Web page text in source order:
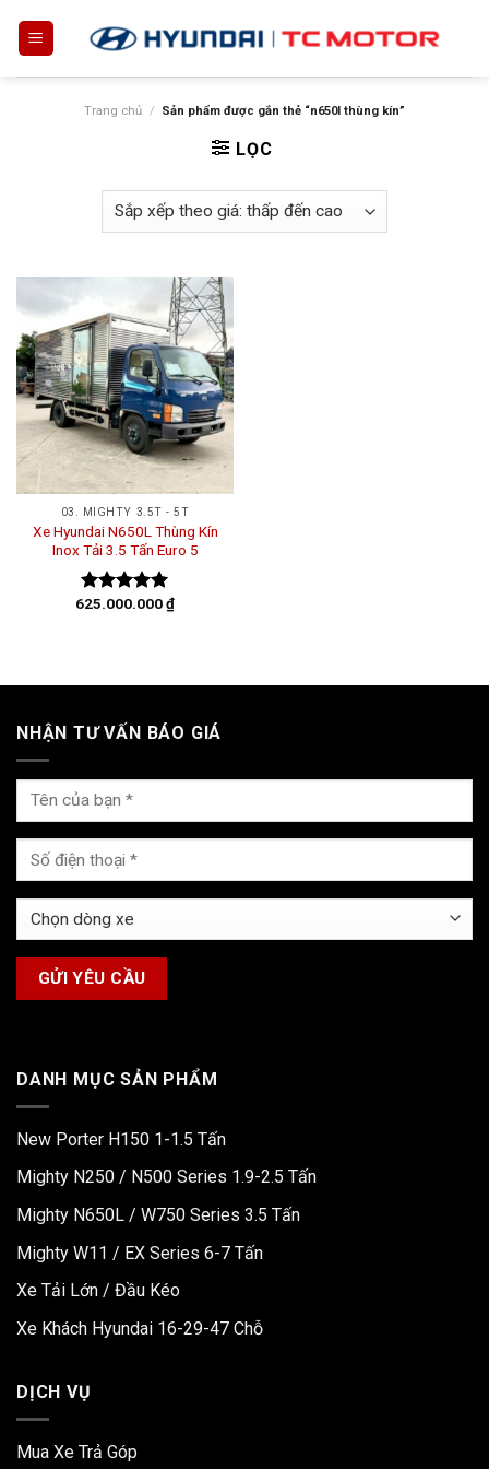
Trang chủ / Sản phẩm được gắn thẻ “n650l thùng kín”
LỌC
03. MIGHTY 3.5T - 5T
Xe Hyundai N650L Thùng Kín
Inox Tải 3.5 Tấn Euro 5
Được xếp
625.000.000₫
NHẬN TƯ VẤN BÁO GIÁ
DANH MỤC SẢN PHẨM
New Porter H150 1-1.5 Tấn
Mighty N250 / N500 Series 1.9-2.5 Tấn
Mighty N650L / W750 Series 3.5 Tấn
Mighty W11 / EX Series 6-7 Tấn
Xe Tải Lớn / Đầu Kéo
Xe Khách Hyundai 16-29-47 Chỗ
DỊCH VỤ
Mua Xe Trả Góp